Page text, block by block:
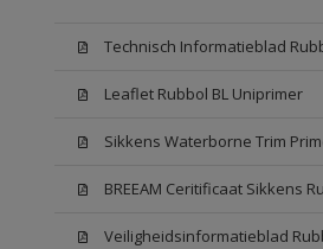
Technisch Informatieblad
Leaflet Rubbol BL Uniprimer
Sikkens Waterborne Trim
BREEAM Ceritificaat Sikkens
Veiligheidsinformatieblad